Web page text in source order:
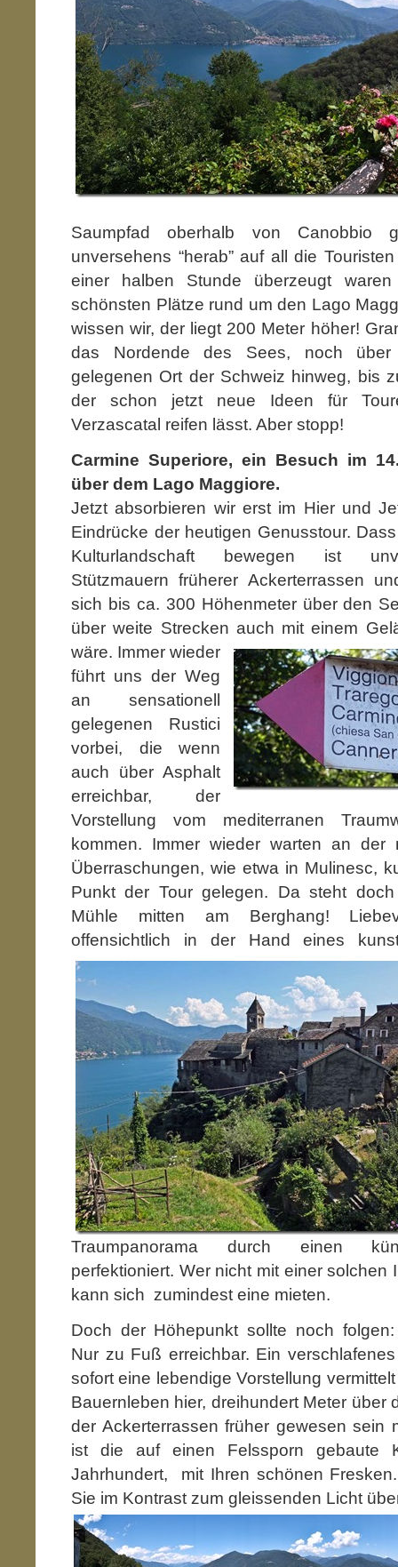
Saumpfad oberhalb von Canobbio
unversehens “herab” auf all die
einer halben Stunde überzeugt
schönsten Plätze rund um den Lago
wissen wir, der liegt 200 Meter höher!
das Nordende des Sees, noch
gelegenen Ort der Schweiz hinweg, bis
der schon jetzt neue Ideen für
Verzascatal reifen lässt. Aber stopp!
Carmine Superiore, ein Besuch im
über dem Lago Maggiore.
Jetzt absorbieren wir erst im Hier und
Eindrücke der heutigen Genusstour.
Kulturlandschaft bewegen ist
Stützmauern früherer Ackerterrassen
sich bis ca. 300 Höhenmeter über den
über weite Strecken auch mit einem
wäre. Immer wieder
führt uns der Weg
an sensationell
gelegenen Rustici
vorbei, die wenn
auch über Asphalt
erreichbar, der
Vorstellung vom mediterranen
kommen. Immer wieder warten an der
Überraschungen, wie etwa in Mulinesc,
Punkt der Tour gelegen. Da steht
Mühle mitten am Berghang!
offensichtlich in der Hand eines
Traumpanorama durch einen
perfektioniert. Wer nicht mit einer solchen
kann sich zumindest eine mieten.
Doch der Höhepunkt sollte noch
Nur zu Fuß erreichbar. Ein
sofort eine lebendige Vorstellung
Bauernleben hier, dreihundert Meter über
der Ackerterrassen früher gewesen sein
ist die auf einen Felssporn gebaute
Jahrhundert, mit Ihren schönen
Sie im Kontrast zum gleissenden Licht